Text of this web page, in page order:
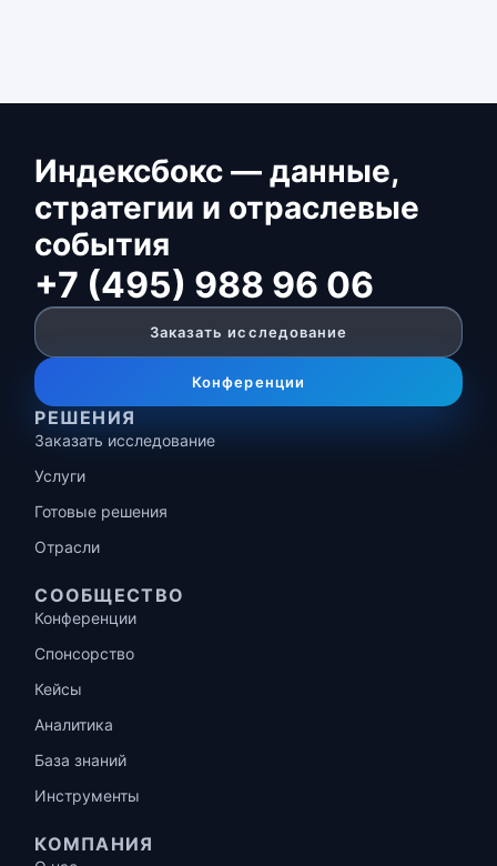
Индексбокс — данные,
стратегии и отраслевые
события
+7 (495) 988 96 06
Заказать исследование
Конференции
РЕШЕНИЯ
Заказать исследование
Услуги
Готовые решения
Отрасли
СООБЩЕСТВО
Конференции
Спонсорство
Кейсы
Аналитика
База знаний
Инструменты
КОМПАНИЯ